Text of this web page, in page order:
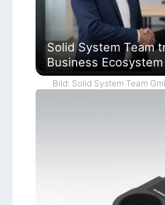
Solid System Team
Business
Bild: Solid System Team